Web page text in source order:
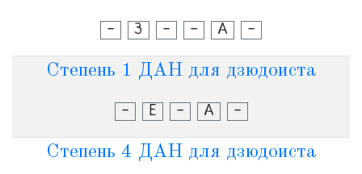
- З - - А -
Степень 1 ДАН для дзюдоиста
- Е - А -
Степень 4 ДАН для дзюдоиста